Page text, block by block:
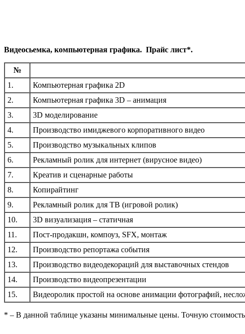
Видеосьемка, компьютерная графика. Прайс лист*.
№
1.
Компьютерная графика 2D
2.
Компьютерная графика 3D – анимация
3.
3D моделирование
4.
Производство имиджевого корпоративного видео
5.
Производство музыкальных клипов
6.
Рекламный ролик для интернет (вирусное видео)
7.
Креатив и сценарные работы
8.
Копирайтинг
9.
Рекламный ролик для ТВ (игровой ролик)
10.
3D визуализация – статичная
11.
Пост-продакшн, компоуз, SFX, монтаж
12.
Производство репортажа события
13.
Производство видеодекораций для выставочных стендов
14.
Производство видеопрезентации
15.
Видеоролик простой на основе анимации фотографий,
* – В данной таблице указаны минимальные цены. Точную стоимость